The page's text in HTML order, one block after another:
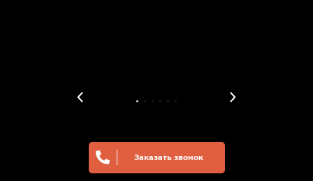
Заказать звонок